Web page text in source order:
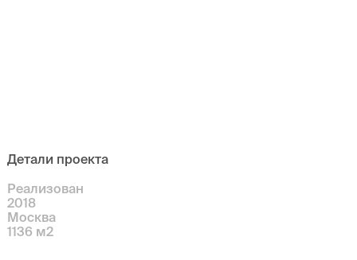
Детали проекта
Реализован
2018
Москва
1136 м2